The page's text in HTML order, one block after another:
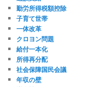
勤労所得税額控除
子育て世帯
一体改革
クロヨン問題
給付一本化
所得再分配
社会保障国民会議
年収の壁